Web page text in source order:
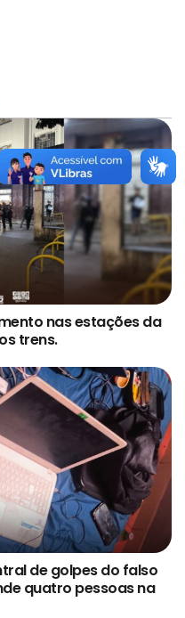
nas estações da
trens.
de golpes do falso
quatro pessoas na